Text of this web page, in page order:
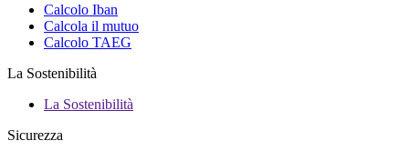
Calcolo Iban
Calcola il mutuo
Calcolo TAEG
La Sostenibilità
La Sostenibilità
Sicurezza